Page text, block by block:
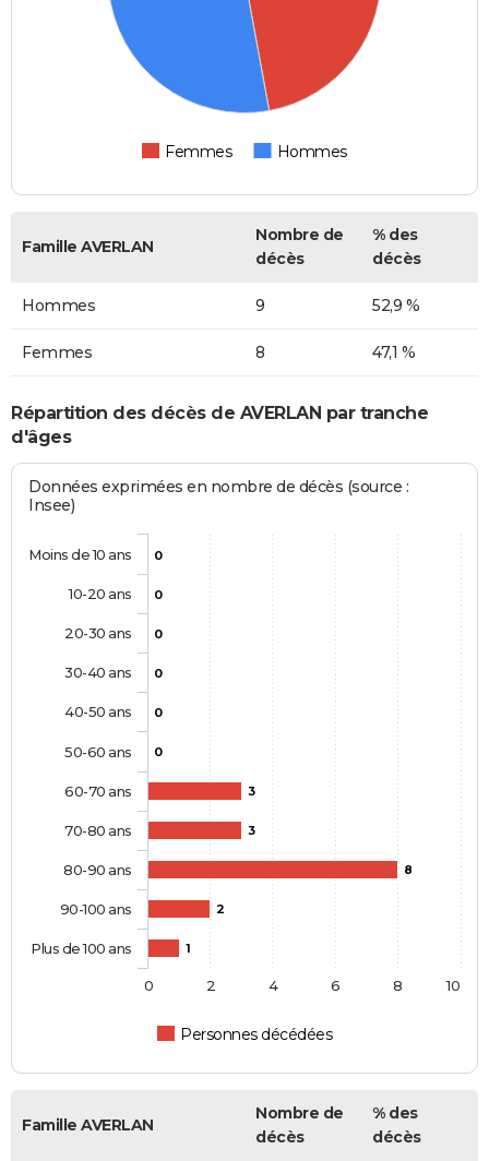
Femmes Hommes
Famille AVERLAN
Nombre de
décès
% des
décès
Hommes 9 52,9 %
Femmes 8 47,1 %
Répartition des décès de AVERLAN par tranche
d'âges
Données exprimées en nombre de décès (source :
Insee)
0
0
0
0
0
0
3
3
8
2
1
Personnes décédées
Moins de 10 ans
10-20 ans
20-30 ans
30-40 ans
40-50 ans
50-60 ans
60-70 ans
70-80 ans
80-90 ans
90-100 ans
Plus de 100 ans
0 2 4 6 8 10
Famille AVERLAN
Nombre de
décès
% des
décès